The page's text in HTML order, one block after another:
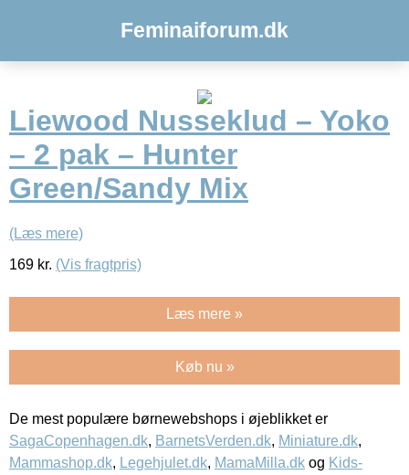
Feminaiforum.dk
Liewood Nusseklud – Yoko
– 2 pak – Hunter
Green/Sandy Mix
(Læs mere)
169 kr. (Vis fragtpris)
Læs mere »
Køb nu »
De mest populære børnewebshops i øjeblikket er
SagaCopenhagen.dk, BarnetsVerden.dk, Miniature.dk,
Mammashop.dk, Legehjulet.dk, MamaMilla.dk og Kids-